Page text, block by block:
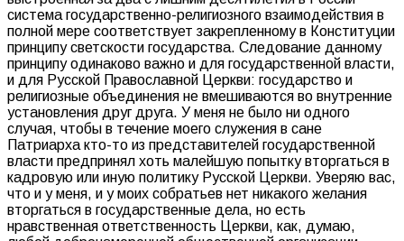
система государственно-религиозного взаимодействия в
полной мере соответствует закрепленному в Конституции
принципу светскости государства. Следование данному
принципу одинаково важно и для государственной власти,
и для Русской Православной Церкви: государство и
религиозные объединения не вмешиваются во внутренние
установления друг друга. У меня не было ни одного
случая, чтобы в течение моего служения в сане
Патриарха кто-то из представителей государственной
власти предпринял хоть малейшую попытку вторгаться в
кадровую или иную политику Русской Церкви. Уверяю вас,
что и у меня, и у моих собратьев нет никакого желания
вторгаться в государственные дела, но есть
нравственная ответственность Церкви, как, думаю,